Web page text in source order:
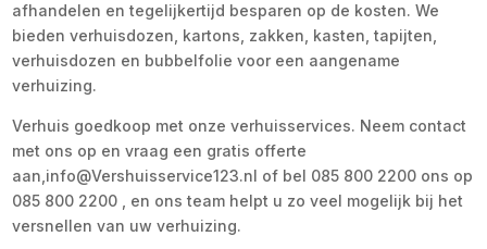
afhandelen en tegelijkertijd besparen op de kosten. We
bieden verhuisdozen, kartons, zakken, kasten, tapijten,
verhuisdozen en bubbelfolie voor een aangename
verhuizing.
Verhuis goedkoop met onze verhuisservices. Neem contact
met ons op en vraag een gratis offerte
aan,info@Vershuisservice123.nl of bel 085 800 2200 ons op
085 800 2200 , en ons team helpt u zo veel mogelijk bij het
versnellen van uw verhuizing.